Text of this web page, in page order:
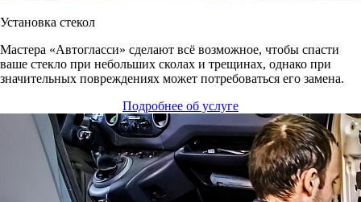
Установка стекол
Мастера «Автогласси» сделают всё возможное, чтобы спасти
ваше стекло при небольших сколах и трещинах, однако при
значительных повреждениях может потребоваться его замена.
Подробнее об услуге